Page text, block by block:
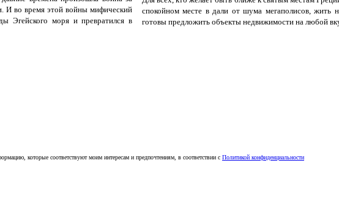
И во время этой войны мифический
Эгейского моря и превратился в
спокойном месте в дали от шума мегаполисов, жить
готовы предложить объекты недвижимости на любой
которые соответствуют моим интересам и предпочтениям, в соответствии с Политикой конфиденциальности